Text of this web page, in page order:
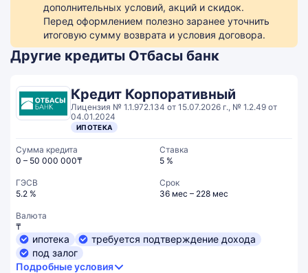
дополнительных условий, акций и скидок.
Перед оформлением полезно заранее уточнить
итоговую сумму возврата и условия договора.
Другие кредиты Отбасы банк
Кредит Корпоративный
Лицензия № 1.1.972.134 от 15.07.2026 г., № 1.2.49 от
04.01.2024
ИПОТЕКА
Сумма кредита
0 – 50 000 000₸
Ставка
5 %
ГЭСВ
5.2 %
Срок
36 мес – 228 мес
Валюта
₸
ипотека
требуется подтверждение дохода
под залог
Подробные условия